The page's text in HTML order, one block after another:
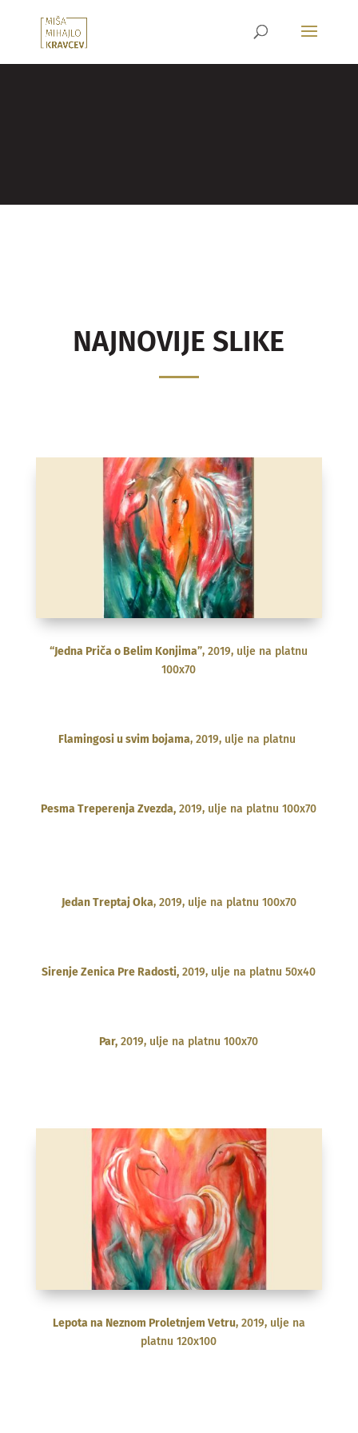
NAJNOVIJE SLIKE
“Jedna Priča o Belim Konjima”, 2019, ulje na platnu
100x70
Flamingosi u svim bojama, 2019, ulje na platnu
Pesma Treperenja Zvezda, 2019, ulje na platnu 100x70
Jedan Treptaj Oka, 2019, ulje na platnu 100x70
Sirenje Zenica Pre Radosti, 2019, ulje na platnu 50x40
Par, 2019, ulje na platnu 100x70
Lepota na Neznom Proletnjem Vetru, 2019, ulje na
platnu 120x100